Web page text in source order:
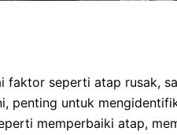
faktor seperti atap rusak,
penting untuk
memperbaiki atap,